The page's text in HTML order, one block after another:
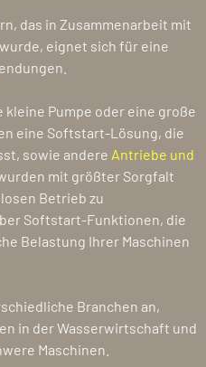
das in Zusammenarbeit mit
eignet sich für eine
kleine Pumpe oder eine große
eine Softstart-Lösung, die
sowie andere Antriebe und
mit größter Sorgfalt
Betrieb zu
Softstart-Funktionen, die
Belastung Ihrer Maschinen
Branchen an,
in der Wasserwirtschaft und
Maschinen.